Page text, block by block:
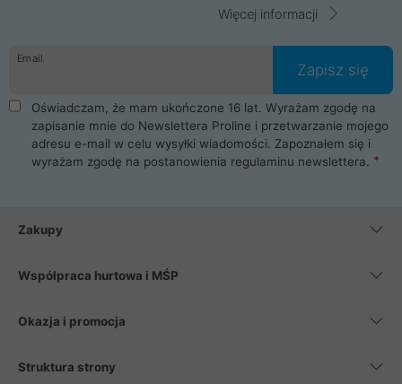
Więcej informacji
Email
Zapisz się
Oświadczam, że mam ukończone 16 lat. Wyrażam zgodę na
zapisanie mnie do Newslettera Proline i przetwarzanie mojego
adresu e-mail w celu wysyłki wiadomości. Zapoznałem się i
wyrażam zgodę na postanowienia regulaminu newslettera.
Zakupy
Współpraca hurtowa i MŚP
Okazja i promocja
Struktura strony